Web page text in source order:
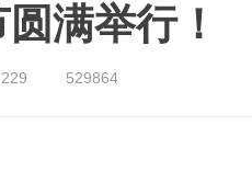
满举行！
229 529864